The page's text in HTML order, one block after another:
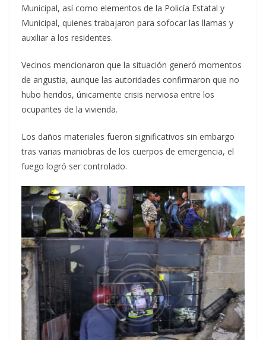
Municipal, así como elementos de la Policía Estatal y
Municipal, quienes trabajaron para sofocar las llamas y
auxiliar a los residentes.
Vecinos mencionaron que la situación generó momentos
de angustia, aunque las autoridades confirmaron que no
hubo heridos, únicamente crisis nerviosa entre los
ocupantes de la vivienda.
Los daños materiales fueron significativos sin embargo
tras varias maniobras de los cuerpos de emergencia, el
fuego logró ser controlado.